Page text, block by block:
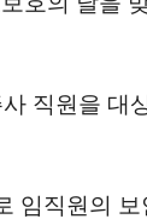
직원을
임직원의